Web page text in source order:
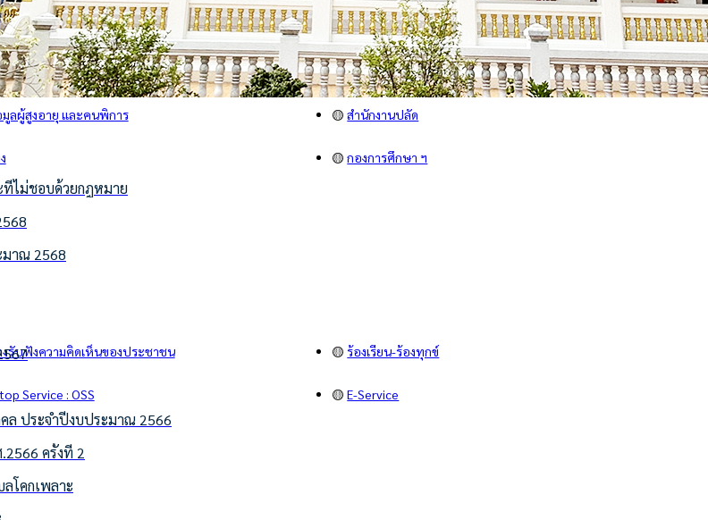
ติ 🟡รายงาน
ารสภาฯ 🟡ประกาศ
ลผู้สูงอายุ และคนพิการ 🟡สำนักงานปลัด
🟡กองการศึกษา ฯ
รับฟังความคิดเห็นของประชาชน 🟡 ร้องเรียน-ร้องทุกข์
Service : OSS 🟡E-Service
ที่ไม่ชอบด้วยกฎหมาย
มาณ 2568
คล ประจำปีงบประมาณ 2566
ครั้งที่ 2
โคกเพลาะ